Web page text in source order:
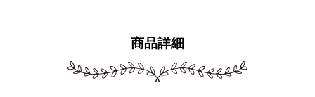
商品詳細